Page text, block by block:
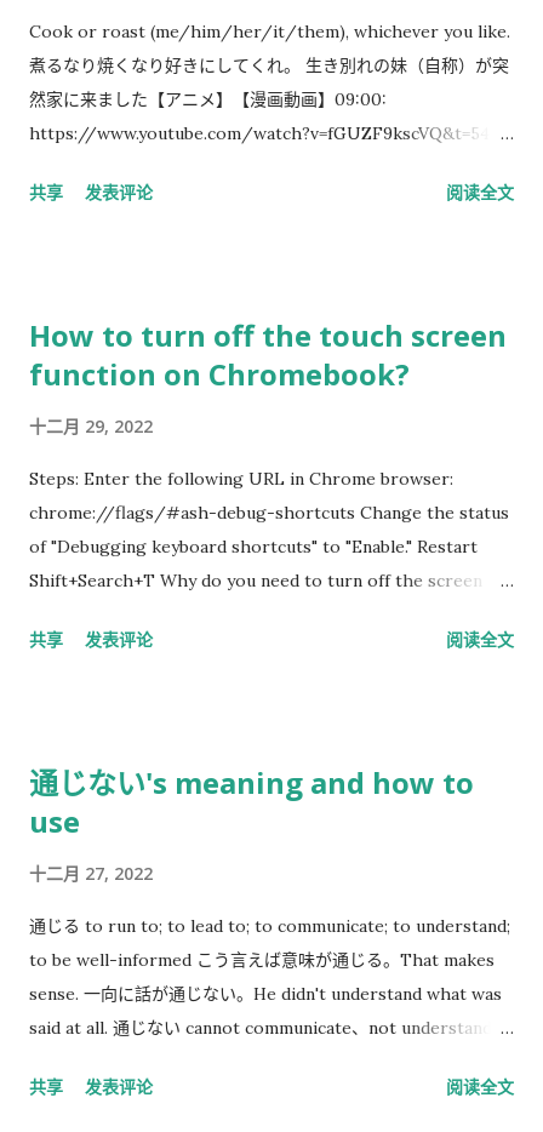
Cook or roast (me/him/her/it/them), whichever you like.
煮るなり焼くなり好きにしてくれ。 生き別れの妹（自称）が突
然家に来ました【アニメ】【漫画動画】09:00:
https://www.youtube.com/watch?v=fGUZF9kscVQ&t=540
07:00: https://www.youtube.com/watch?
共享 发表评论 阅读全文
How to turn off the touch screen
function on Chromebook?
十二月 29, 2022
Steps: Enter the following URL in Chrome browser:
chrome://flags/#ash-debug-shortcuts Change the status
of "Debugging keyboard shortcuts" to "Enable." Restart
Shift+Search+T Why do you need to turn off the screen
this screen will automatically click randomly. So I had to
with the Search key. Is there a better way? No. But you may
find that Shift+Ctrl+T can open the interface you just called
共享 发表评论 阅读全文
通じない's meaning and how to
use
十二月 27, 2022
通じる to run to; to lead to; to communicate; to understand;
to be well-informed こう言えば意味が通じる。That makes
sense. 一向に話が通じない。He didn't understand what was
said at all. 通じない cannot communicate、not understand 彼
い」 １．話している意味が理解できないという意味です。 ２．
共享 发表评论 阅读全文